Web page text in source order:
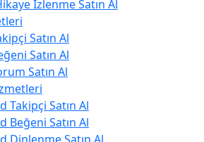
İzlenme Satın Al
Satın Al
Satın Al
Satın Al
Takipçi Satın Al
Beğeni Satın Al